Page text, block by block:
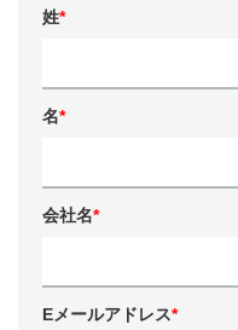
姓*
名*
会社名*
Eメールアドレス*